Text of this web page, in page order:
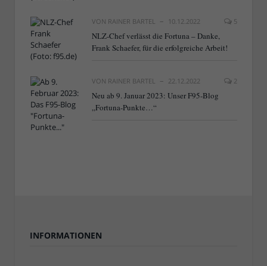
VON RAINER BARTEL 10.12.2022 5
NLZ-Chef verlässt die Fortuna – Danke,
Frank Schaefer, für die erfolgreiche Arbeit!
VON RAINER BARTEL 22.12.2022 2
Neu ab 9. Januar 2023: Unser F95-Blog
„Fortuna-Punkte…“
INFORMATIONEN